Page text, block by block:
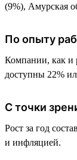
(9%), Амурская
По опыту
Компании, как и
доступны 22%
С точки
Рост за год
и инфляцией.